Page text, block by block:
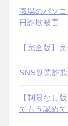
職場のパソ
円詐欺被害
【完全版】
SNS副業詐
【制限なし
てもう認め